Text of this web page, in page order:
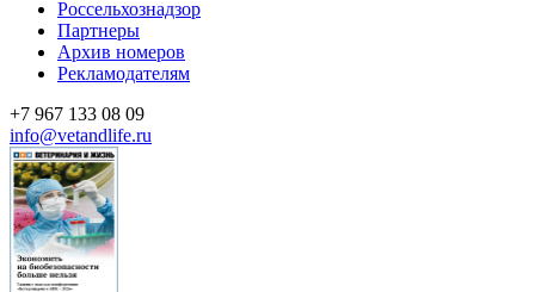
Россельхознадзор
Партнеры
Архив номеров
Рекламодателям
+7 967 133 08 09
info@vetandlife.ru